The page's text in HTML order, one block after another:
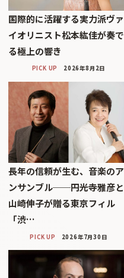
国際的に活躍する実力派ヴァ
イオリニスト松本紘佳が奏で
る極上の響き
PICK UP 2026年8月2日
長年の信頼が生む、音楽のア
ンサンブル──円光寺雅彦と
山崎伸子が贈る東京フィル
「渋…
PICK UP 2026年7月30日